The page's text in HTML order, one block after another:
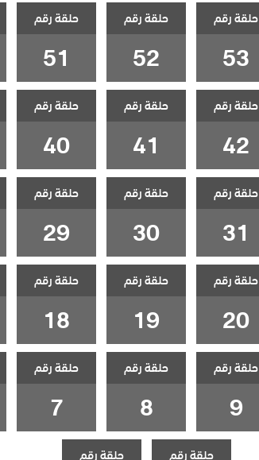
حلقة رقم
53
حلقة رقم
52
حلقة رقم
51
حلقة رقم
42
حلقة رقم
41
حلقة رقم
40
حلقة رقم
31
حلقة رقم
30
حلقة رقم
29
حلقة رقم
20
حلقة رقم
19
حلقة رقم
18
حلقة رقم
9
حلقة رقم
8
حلقة رقم
7
حلقة رقم حلقة رقم